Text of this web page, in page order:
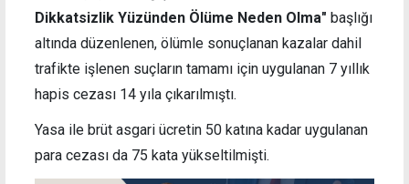
Dikkatsizlik Yüzünden Ölüme Neden Olma" başlığı
altında düzenlenen, ölümle sonuçlanan kazalar dahil
trafikte işlenen suçların tamamı için uygulanan 7 yıllık
hapis cezası 14 yıla çıkarılmıştı.
Yasa ile brüt asgari ücretin 50 katına kadar uygulanan
para cezası da 75 kata yükseltilmişti.